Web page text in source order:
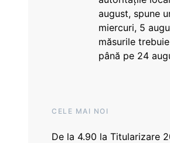
august, spune
miercuri, 5
măsurile
până pe 24
CELE MAI NOI
De la 4.90 la Titularizare